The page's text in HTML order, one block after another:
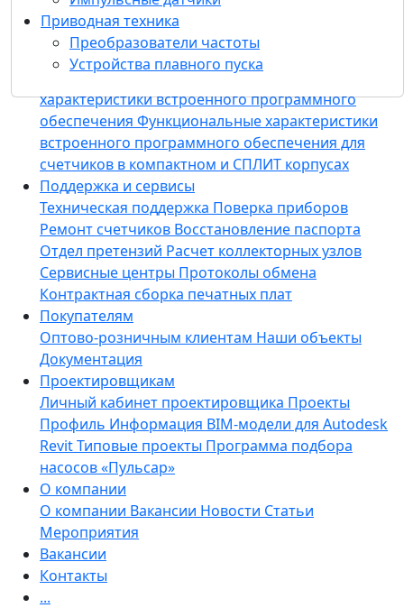
Приводная техника
Преобразователи частоты
Устройства плавного пуска
для пусконаладочных работ
приборов «Meters Config Suite»
«Пульсар»Программное обеспечение HYDRA
M2M СерверФункциональные
характеристики встроенного программного
обеспечения Функциональные характеристики
встроенного программного обеспечения для
счетчиков в компактном и СПЛИТ корпусах
Поддержка и сервисы
Техническая поддержка Поверка приборов
Ремонт счетчиков Восстановление паспорта
Отдел претензий Расчет коллекторных узлов
Сервисные центры Протоколы обмена
Контрактная сборка печатных плат
Покупателям
Оптово-розничным клиентам Наши объекты
Документация
Проектировщикам
Личный кабинет проектировщика Проекты
Профиль Информация BIM-модели для Autodesk
RevitТиповые проекты Программа подбора
насосов «Пульсар»
О компании
О компании Вакансии Новости Статьи
Мероприятия
Вакансии
Контакты
...